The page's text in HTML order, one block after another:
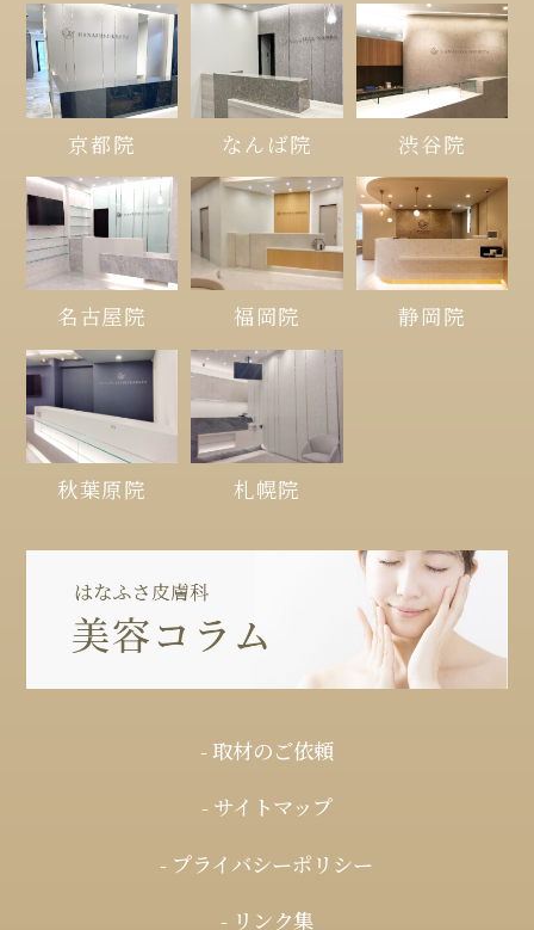
京都院 なんば院 渋谷院
名古屋院 福岡院 静岡院
秋葉原院 札幌院
- 取材のご依頼
- サイトマップ
- プライバシーポリシー
- リンク集